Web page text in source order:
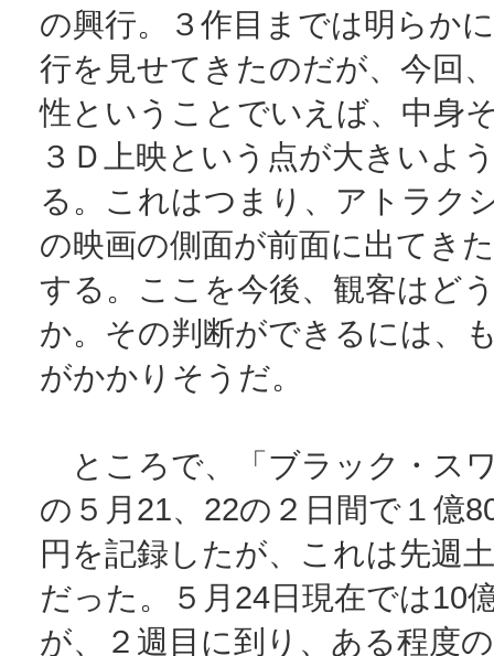
の興行。３作目までは明らか
行を見せてきたのだが、今回
性ということでいえば、中身
３Ｄ上映という点が大きいよ
る。これはつまり、アトラク
の映画の側面が前面に出てき
する。ここを今後、観客はど
か。その判断ができるには、
がかかりそうだ。
ところで、「ブラック・ス
の５月21、22の２日間で１億
円を記録したが、これは先週
だった。５月24日現在では10
が、２週目に到り、ある程度